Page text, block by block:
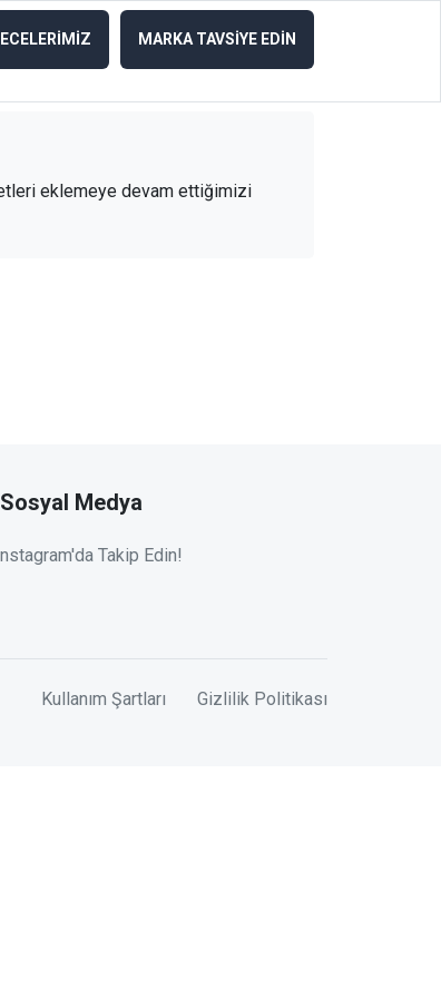
MARKA TAVSİYE EDİN
eklemeye devam ettiğimizi
Sosyal Medya
Takip Edin!
Kullanım Şartları Gizlilik Politikası